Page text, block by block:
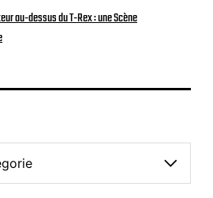
au-dessus du T-Rex : une Scène